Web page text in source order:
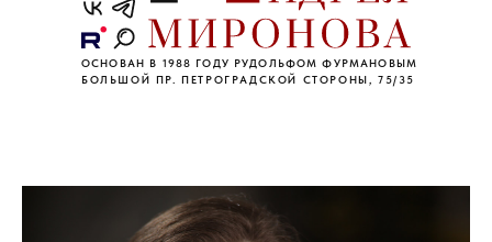
ОСНОВАН В 1988 ГОДУ РУДОЛЬФОМ ФУРМАНОВЫМ
БОЛЬШОЙ ПР. ПЕТРОГРАДСКОЙ СТОРОНЫ, 75/35